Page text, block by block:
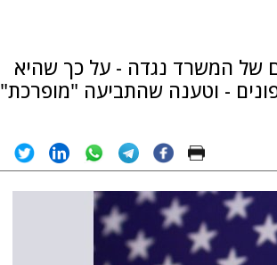
של המשרד נגדה - על כך שהיא
- וטענה שהתביעה "מופרכת"